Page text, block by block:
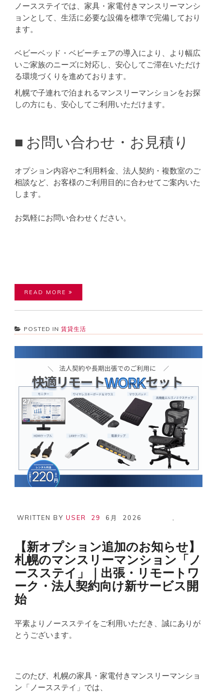
ノースステイでは、家具・家電付きマンスリーマンシ
ョンとして、生活に必要な設備を標準で完備しており
ます。
ベビーベッド・ベビーチェアの導入により、より幅広
いご家族のニーズに対応し、安心してご滞在いただけ
る環境づくりを進めております。
札幌で子連れで泊まれるマンスリーマンションをお探
しの方にも、安心してご利用いただけます。
■ お問い合わせ・お見積り
オプション内容やご利用料金、法人契約・複数室のご
相談など、お客様のご利用目的に合わせてご案内いた
します。
お気軽にお問い合わせください。
READ MORE
POSTED IN 賃貸生活
WRITTEN BY USER 29 6月 2026
【新オプション追加のお知らせ】
札幌のマンスリーマンション「ノ
ースステイ」｜出張・リモートワ
ーク・法人契約向け新サービス開
始
平素よりノースステイをご利用いただき、誠にありが
とうございます。
このたび、札幌の家具・家電付きマンスリーマンショ
ン「ノースステイ」では、